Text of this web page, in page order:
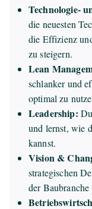
Technologie-
die neuesten
die Effizienz
zu steigern.
Lean
schlanker und
optimal zu
Leadership:
und lernst, wie
kannst.
Vision &
strategischen
der